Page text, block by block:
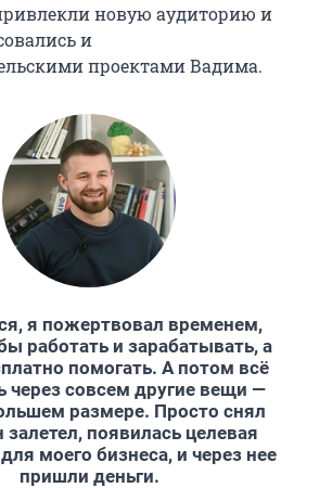
новую аудиторию и
и
проектами Вадима.
я пожертвовал временем,
работать и зарабатывать, а
помогать. А потом всё
через совсем другие вещи —
размере. Просто снял
залетел, появилась целевая
моего бизнеса, и через нее
пришли деньги.